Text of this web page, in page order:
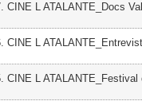
CINE L ATALANTE_Docs
CINE L
CINE L